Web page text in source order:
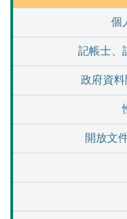
個
記帳士、
政府資
開放文